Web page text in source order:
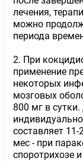
лечения,
можно
периода
2. При
применение
некоторых
мозговых
800 мг в
составляет
мес - при
споротрихозе